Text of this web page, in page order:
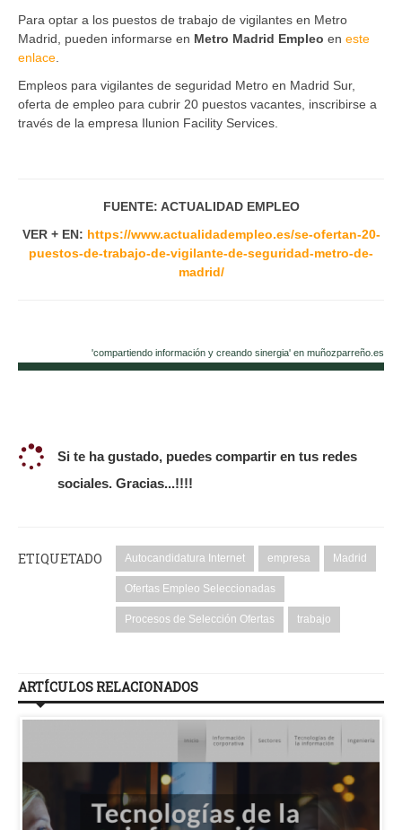
Para optar a los puestos de trabajo de vigilantes en Metro
Madrid, pueden informarse en Metro Madrid Empleo en este
enlace
Empleos para vigilantes de seguridad Metro en Madrid Sur,
oferta de empleo para cubrir 20 puestos vacantes, inscribirse a
través de la empresa Ilunion Facility Services.
FUENTE: ACTUALIDAD EMPLEO
VER + EN: https://www.actualidadempleo.es/se-ofertan-20-
puestos-de-trabajo-de-vigilante-de-seguridad-metro-de-
madrid/
'compartiendo información y creando sinergia' en muñozparreño.es
Si te ha gustado, puedes compartir en tus redes
sociales. Gracias...!!!!
ETIQUETADO Autocandidatura Internet empresa Madrid
Ofertas Empleo Seleccionadas
Procesos de Selección Ofertas trabajo
ARTÍCULOS RELACIONADOS